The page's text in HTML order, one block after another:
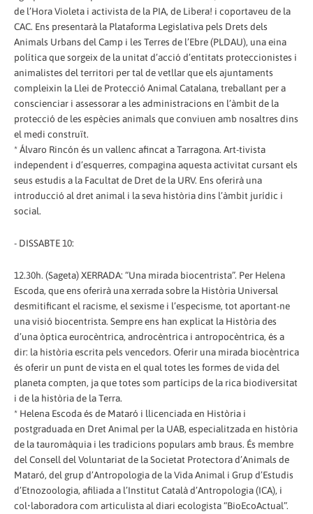
de l’Hora Violeta i activista de la PIA, de Libera! i coportaveu de la
CAC. Ens presentarà la Plataforma Legislativa pels Drets dels
Animals Urbans del Camp i les Terres de l’Ebre (PLDAU), una eina
política que sorgeix de la unitat d’acció d’entitats proteccionistes i
animalistes del territori per tal de vetllar que els ajuntaments
compleixin la Llei de Protecció Animal Catalana, treballant per a
conscienciar i assessorar a les administracions en l’àmbit de la
protecció de les espècies animals que conviuen amb nosaltres dins
el medi construït.
* Álvaro Rincón és un vallenc afincat a Tarragona. Art-tivista
independent i d’esquerres, compagina aquesta activitat cursant els
seus estudis a la Facultat de Dret de la URV. Ens oferirà una
introducció al dret animal i la seva història dins l’àmbit jurídic i
social.
- DISSABTE 10:
12.30h. (Sageta) XERRADA: “Una mirada biocentrista”. Per Helena
Escoda, que ens oferirà una xerrada sobre la Història Universal
desmitificant el racisme, el sexisme i l’especisme, tot aportant-ne
una visió biocentrista. Sempre ens han explicat la Història des
d’una òptica eurocèntrica, androcèntrica i antropocèntrica, és a
dir: la història escrita pels vencedors. Oferir una mirada biocèntrica
és oferir un punt de vista en el qual totes les formes de vida del
planeta compten, ja que totes som partícips de la rica biodiversitat
i de la història de la Terra.
* Helena Escoda és de Mataró i llicenciada en Història i
postgraduada en Dret Animal per la UAB, especialitzada en història
de la tauromàquia i les tradicions populars amb braus. És membre
del Consell del Voluntariat de la Societat Protectora d’Animals de
Mataró, del grup d’Antropologia de la Vida Animal i Grup d’Estudis
d’Etnozoologia, afiliada a l’Institut Català d’Antropologia (ICA), i
col•laboradora com articulista al diari ecologista “BioEcoActual”.